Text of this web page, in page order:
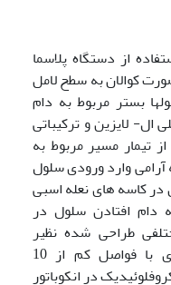
از دستگاه پلاسما
کوالان به سطح لامل
بستر مربوط به دام
ال- لایزین و ترکیباتی
می شود (14). بعد از تیمار مسیر مربوط به
آرامی وارد ورودی سلول
در کاسه های نعله اسبی
افتادن سلول در
طراحی شده نظیر
ساختار های کاسه مانند، میله های با فواصل کم از 10
در انکوباتور